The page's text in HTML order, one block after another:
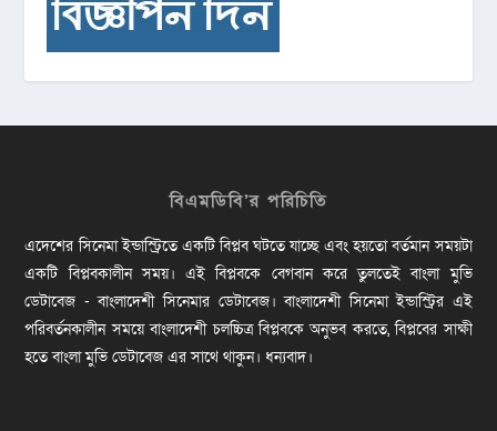
বিএমডিবি’র পরিচিতি
এদেশের সিনেমা ইন্ডাস্ট্রিতে একটি বিপ্লব ঘটতে যাচ্ছে এবং হয়তো বর্তমান সময়টা
একটি বিপ্লবকালীন সময়। এই বিপ্লবকে বেগবান করে তুলতেই বাংলা মুভি
ডেটাবেজ - বাংলাদেশী সিনেমার ডেটাবেজ। বাংলাদেশী সিনেমা ইন্ডাস্ট্রির এই
পরিবর্তনকালীন সময়ে বাংলাদেশী চলচ্চিত্র বিপ্লবকে অনুভব করতে, বিপ্লবের সাক্ষী
হতে বাংলা মুভি ডেটাবেজ এর সাথে থাকুন। ধন্যবাদ।